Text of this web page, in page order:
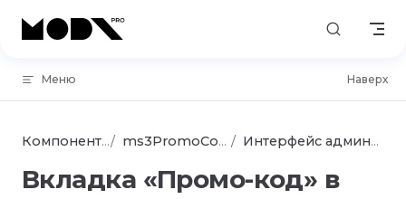
Skip to content
Меню Наверх
Компоненты ms3PromoCode Интерфейс админки
Вкладка «Промо-код» в